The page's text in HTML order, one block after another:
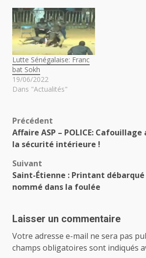
Lutte Sénégalaise: Franc
bat Sokh
19/06/2022
Dans "Actualités"
Navigation
d’article
Précédent
Affaire ASP – POLICE:
la sécurité intérieure !
Suivant
Saint-Étienne : Printant
nommé dans la foulée
Laisser un commentaire
Votre adresse e-mail ne sera pas
champs obligatoires sont indiqués